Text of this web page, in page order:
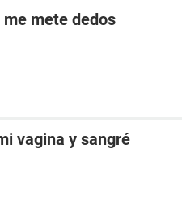
mete dedos
vagina y sangré